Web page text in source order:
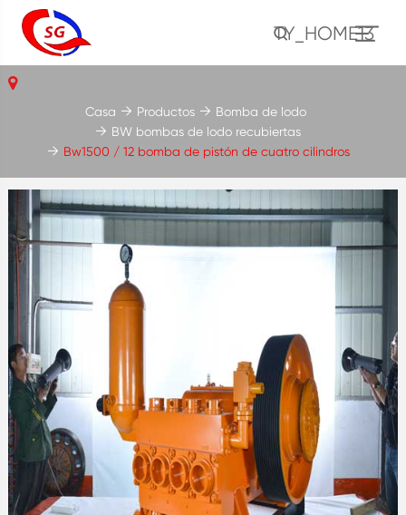
TY_HOME13
Casa Productos
Bomba de lodo
BW bombas de lodo recubiertas
Bw1500 / 12 bomba de pistón de cuatro cilindros